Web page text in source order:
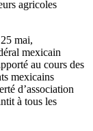
agricoles
mai,
mexicain
au cours des
mexicains
d’association
à tous les